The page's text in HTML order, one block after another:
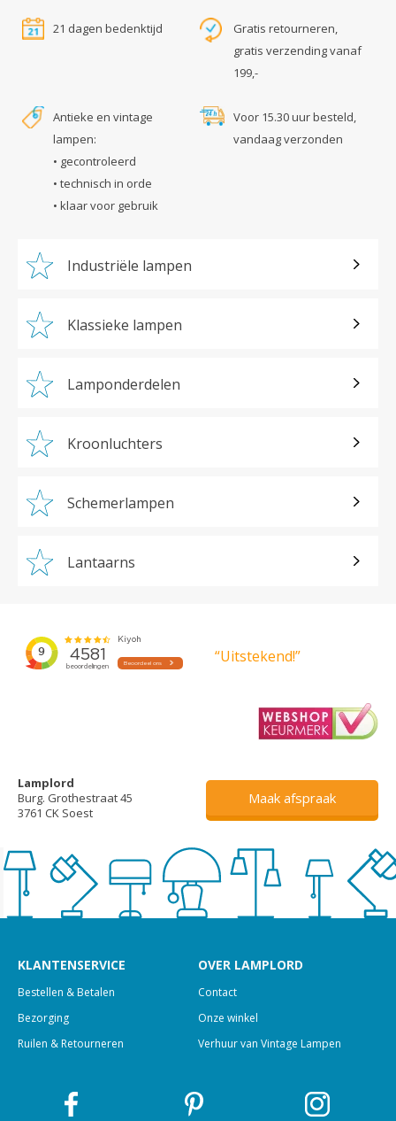
21 dagen bedenktijd
Gratis retourneren,
gratis verzending vanaf
199,-
Antieke en vintage
lampen:
• gecontroleerd
• technisch in orde
• klaar voor gebruik
Voor 15.30 uur besteld,
vandaag verzonden
Industriële lampen
Klassieke lampen
Lamponderdelen
Kroonluchters
Schemerlampen
Lantaarns
“Uitstekend!”
Lamplord
Burg. Grothestraat 45
3761 CK Soest
Maak afspraak
KLANTENSERVICE
Bestellen & Betalen
Bezorging
Ruilen & Retourneren
OVER LAMPLORD
Contact
Onze winkel
Verhuur van Vintage Lampen